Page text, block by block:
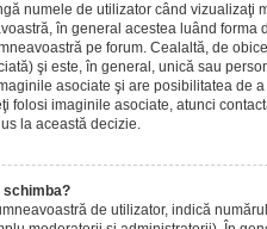
numele de utilizator când vizualizaţi
în general acestea luând forma
pe forum. Cealaltă, de
şi este, în general, unică sau
asociate şi are posibilitatea de
folosi imaginile asociate, atunci
la această decizie.
schimba?
de utilizator, indică